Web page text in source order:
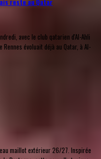
reste au Qatar
avec le club qatarien d'Al-Ahli
évoluait déjà au Qatar, à Al-
maillot extérieur 26/27. Inspirée